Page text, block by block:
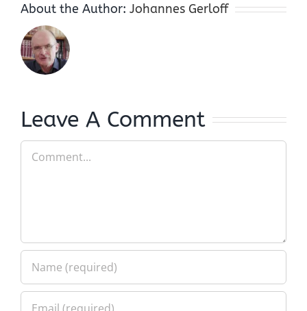
About the Author: Johannes Gerloff
Leave A Comment
Comment